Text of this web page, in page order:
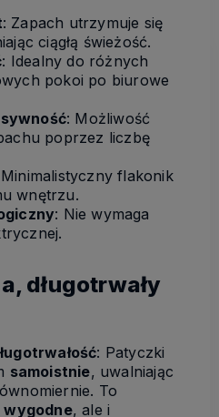
: Zapach utrzymuje się
ciągłą świeżość.
: Idealny do różnych
pokoi po biurowe
: Możliwość
poprzez liczbę
flakonik
wnętrzu.
: Nie wymaga
długotrwały
: Patyczki
samoistnie, uwalniając
To
wygodne, ale i